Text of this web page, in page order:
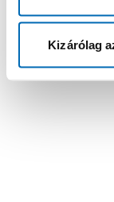
Kizárólag